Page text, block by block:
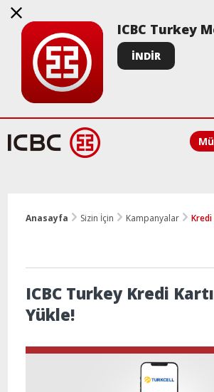
ICBC Turkey
İNDİR
Anasayfa Sizin İçin Kampanyalar Kredi
ICBC Turkey Kredi
Yükle!